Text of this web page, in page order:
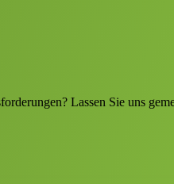
Lassen Sie uns